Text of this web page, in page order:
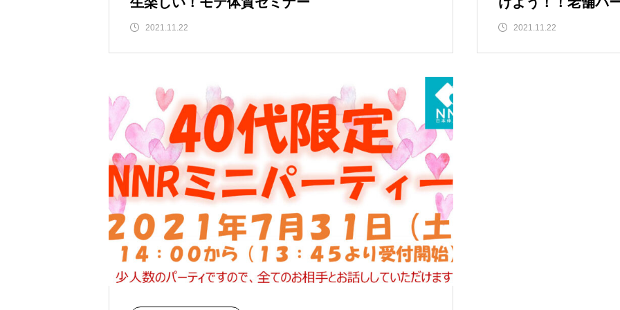
2021.11.22 2021.11.22